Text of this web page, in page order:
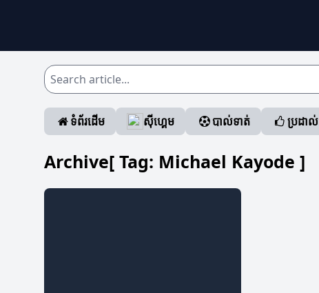
ទំព័រដើម ស៊ីហ្គេម បាល់ទាត់ ប្រដាល់
Archive[ Tag: Michael Kayode ]